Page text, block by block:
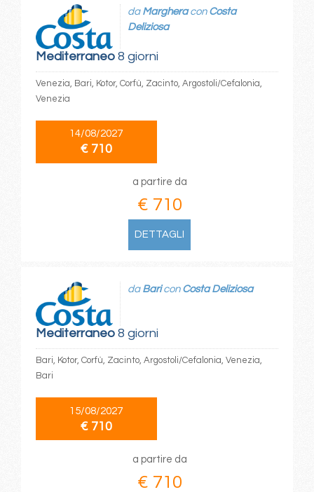
Mediterraneo8 giorni
da Margheracon Costa
Deliziosa
Venezia, Bari, Kotor, Corfù, Zacinto, Argostoli/Cefalonia,
Venezia
14/08/2027
€ 710
a partire da
€ 710
DETTAGLI
Mediterraneo8 giorni
da Baricon Costa Deliziosa
Bari, Kotor, Corfù, Zacinto, Argostoli/Cefalonia, Venezia,
Bari
15/08/2027
€ 710
a partire da
€ 710